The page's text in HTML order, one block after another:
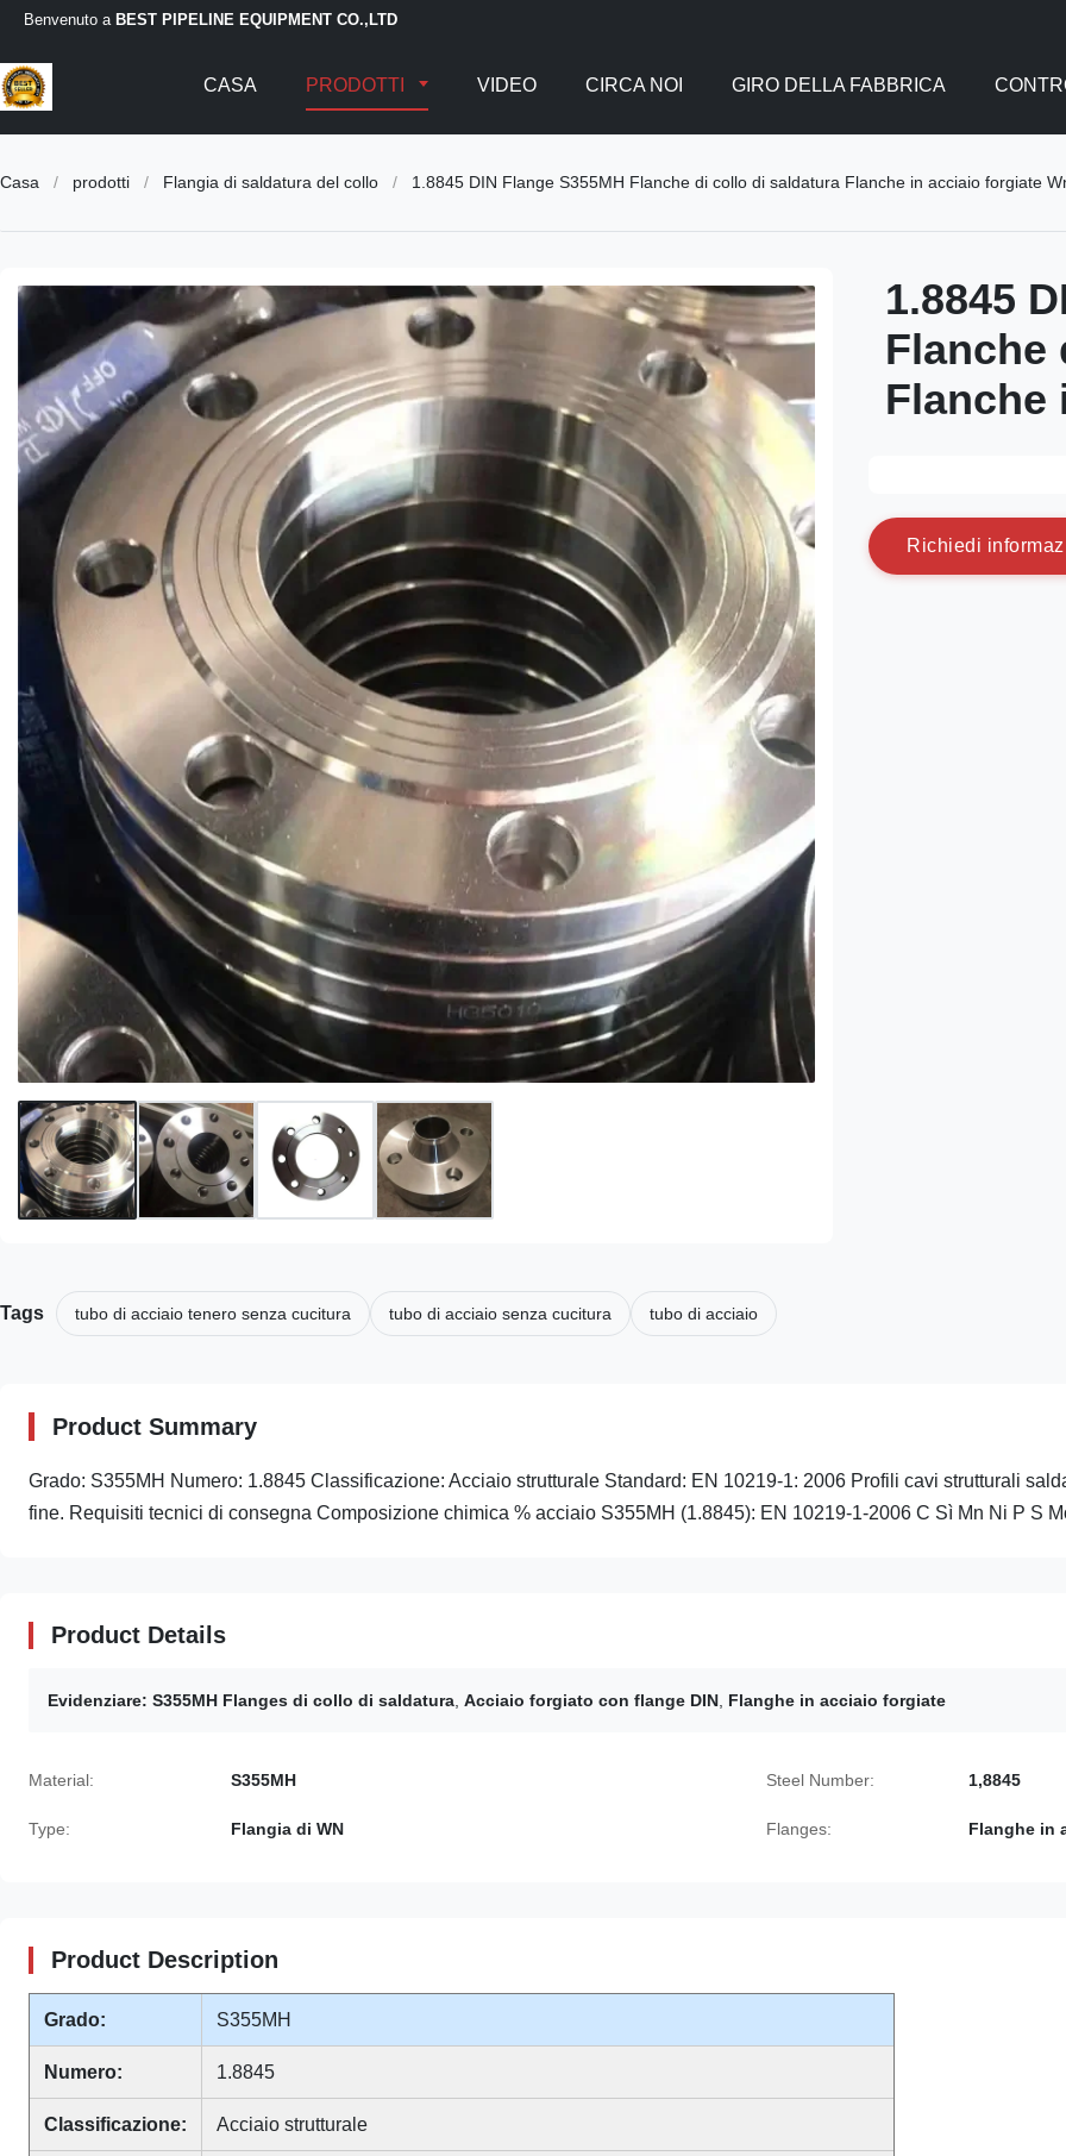
Benvenuto a BEST PIPELINE EQUIPMENT CO.,LTD
CASA PRODOTTI VIDEO CIRCA NOI GIRO DELLA FABBRICA
Casa / prodotti / Flangia di saldatura del collo / 1.8845 DIN Flange S355MH Flanche di collo di saldatura Flanche in acciaio forgiate
1.8845
Flanche
Flanche
Richied i informaz
Tags tubo di acciaio tenero senza cucitura tubo di acciaio senza cucitura tubo di acciaio
Product Summary
Grado: S355MH Numero: 1.8845 Classificazione: Acciaio strutturale Standard: EN 10219-1: 2006 Profili cavi strutturali
fine. Requisiti tecnici di consegna Composizione chimica % acciaio S355MH (1.8845): EN 10219-1-2006 C Sì Mn Ni P S
Product Details
Evidenziare: S355MH Flanges di collo di saldatura Acciaio forgiato con flange DIN Flanghe in acciaio forgiate
Material: S355MH Steel Number: 1,8845
Type: Flangia di WN Flanges: Flanghe in
Product Description
Grado: S355MH
Numero: 1.8845
Classificazione: Acciaio strutturale